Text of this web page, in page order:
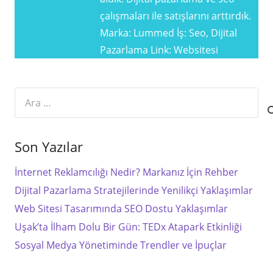
çalışmaları ile satışlarını arttırdık.
Marka: Lummed İş: Seo, Dijital
Pazarlama Link: Websitesi
Son Yazılar
İnternet Reklamcılığı Nedir? Markanız İçin Rehber
Dijital Pazarlama Stratejilerinde Yenilikçi Yaklaşımlar
Web Sitesi Tasarımında SEO Dostu Yaklaşımlar
Uşak’ta İlham Dolu Bir Gün: TEDx Atapark Etkinliği
Sosyal Medya Yönetiminde Trendler ve İpuçlar